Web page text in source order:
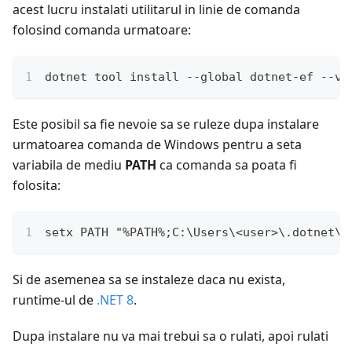
acest lucru instalati utilitarul in linie de comanda
folosind comanda urmatoare:
dotnet tool install --global dotnet-ef --
Este posibil sa fie nevoie sa se ruleze dupa instalare
urmatoarea comanda de Windows pentru a seta
variabila de mediu PATH ca comanda sa poata fi
folosita:
setx PATH
Si de asemenea sa se instaleze daca nu exista,
runtime-ul de .NET 8.
Dupa instalare nu va mai trebui sa o rulati, apoi rulati